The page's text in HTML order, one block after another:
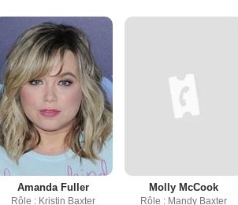
Amanda Fuller
Rôle : Kristin Baxter
Molly McCook
Rôle : Mandy Baxter